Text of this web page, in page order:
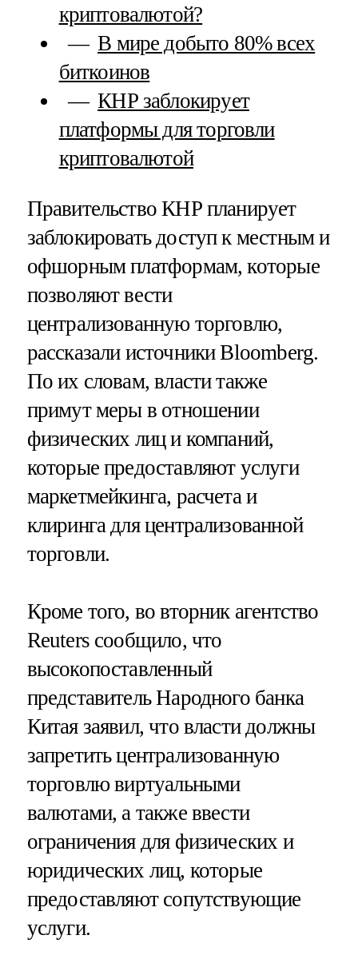
криптовалютой?
В мире добыто 80% всех
биткоинов
КНР заблокирует
платформы для торговли
криптовалютой
Правительство КНР планирует
заблокировать доступ к местным и
офшорным платформам, которые
позволяют вести
централизованную торговлю,
рассказали источники Bloomberg.
По их словам, власти также
примут меры в отношении
физических лиц и компаний,
которые предоставляют услуги
маркетмейкинга, расчета и
клиринга для централизованной
торговли.
Кроме того, во вторник агентство
Reuters сообщило, что
высокопоставленный
представитель Народного банка
Китая заявил, что власти должны
запретить централизованную
торговлю виртуальными
валютами, а также ввести
ограничения для физических и
юридических лиц, которые
предоставляют сопутствующие
услуги.